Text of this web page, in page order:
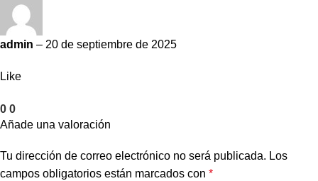
admin – 20 de septiembre de 2025
Like
0 0
Añade una valoración
Tu dirección de correo electrónico no será publicada. Los
campos obligatorios están marcados con *